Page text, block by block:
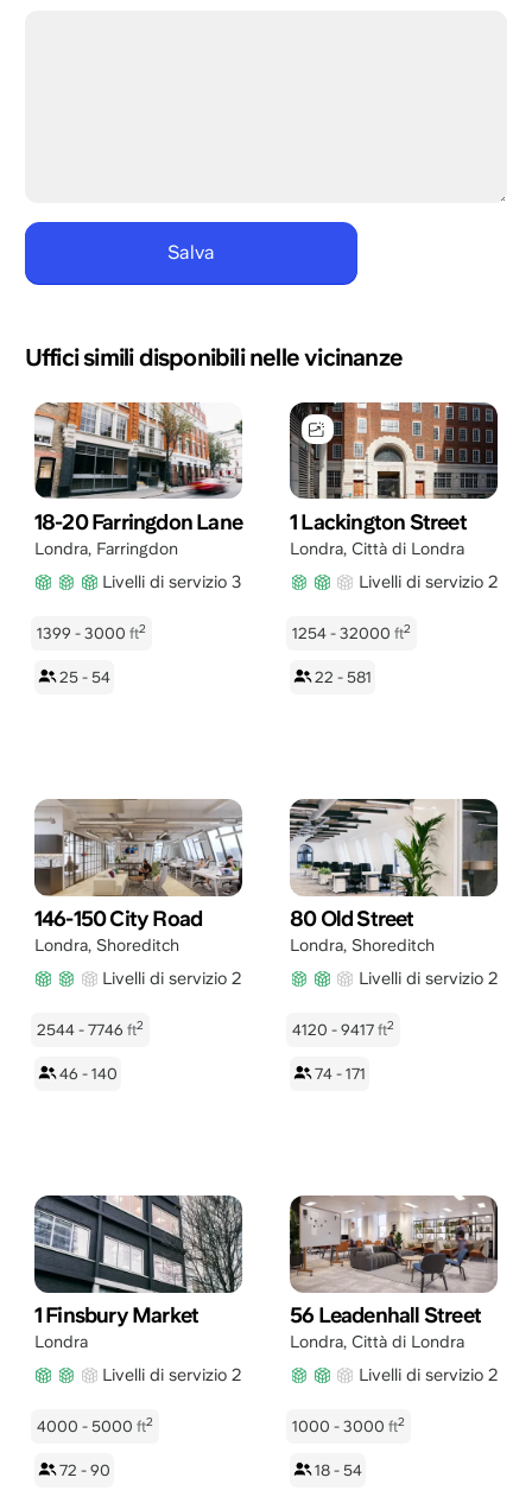
Uffici simili disponibili nelle vicinanze
18-20 Farringdon Lane
Londra, Farringdon
Livelli di servizio 3
1399 - 3000 ft2
25 - 54
1 Lackington Street
Londra, Città di Londra
Livelli di servizio 2
1254 - 32000 ft2
22 - 581
146-150 City Road
Londra, Shoreditch
Livelli di servizio 2
2544 - 7746 ft2
46 - 140
80 Old Street
Londra, Shoreditch
Livelli di servizio 2
4120 - 9417 ft2
74 - 171
1 Finsbury Market
Londra
Livelli di servizio 2
4000 - 5000 ft2
72 - 90
56 Leadenhall Street
Londra, Città di Londra
Livelli di servizio 2
1000 - 3000 ft2
18 - 54